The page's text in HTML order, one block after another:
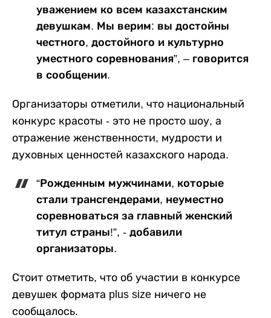
уважением ко всем казахстанским
девушкам. Мы верим: вы достойны
честного, достойного и культурно
уместного соревнования”, – говорится
в сообщении.
Организаторы отметили, что национальный
конкурс красоты - это не просто шоу, а
отражение женственности, мудрости и
духовных ценностей казахского народа.
“Рожденным мужчинами, которые
стали трансгендерами, неуместно
соревноваться за главный женский
титул страны!”, - добавили
организаторы.
Стоит отметить, что об участии в конкурсе
девушек формата plus size ничего не
сообщалось.